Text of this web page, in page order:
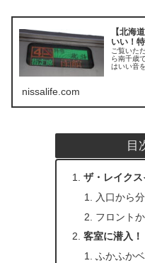
【北海
いい！
ご覧いた
ら南千歳
はいい音
nissalife.com
目
ザ・レイク
入口から
フロント
客室に潜入！
ふかふか